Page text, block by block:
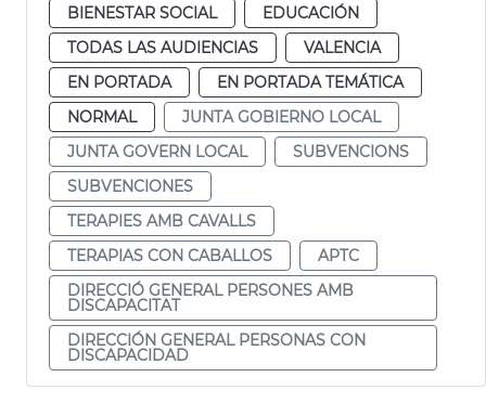
BIENESTAR SOCIAL
EDUCACIÓN
TODAS LAS AUDIENCIAS
VALENCIA
EN PORTADA
EN PORTADA TEMÁTICA
NORMAL
JUNTA GOBIERNO LOCAL
JUNTA GOVERN LOCAL
SUBVENCIONS
SUBVENCIONES
TERAPIES AMB CAVALLS
TERAPIAS CON CABALLOS
APTC
DIRECCIÓ GENERAL PERSONES AMB
DISCAPACITAT
DIRECCIÓN GENERAL PERSONAS CON
DISCAPACIDAD